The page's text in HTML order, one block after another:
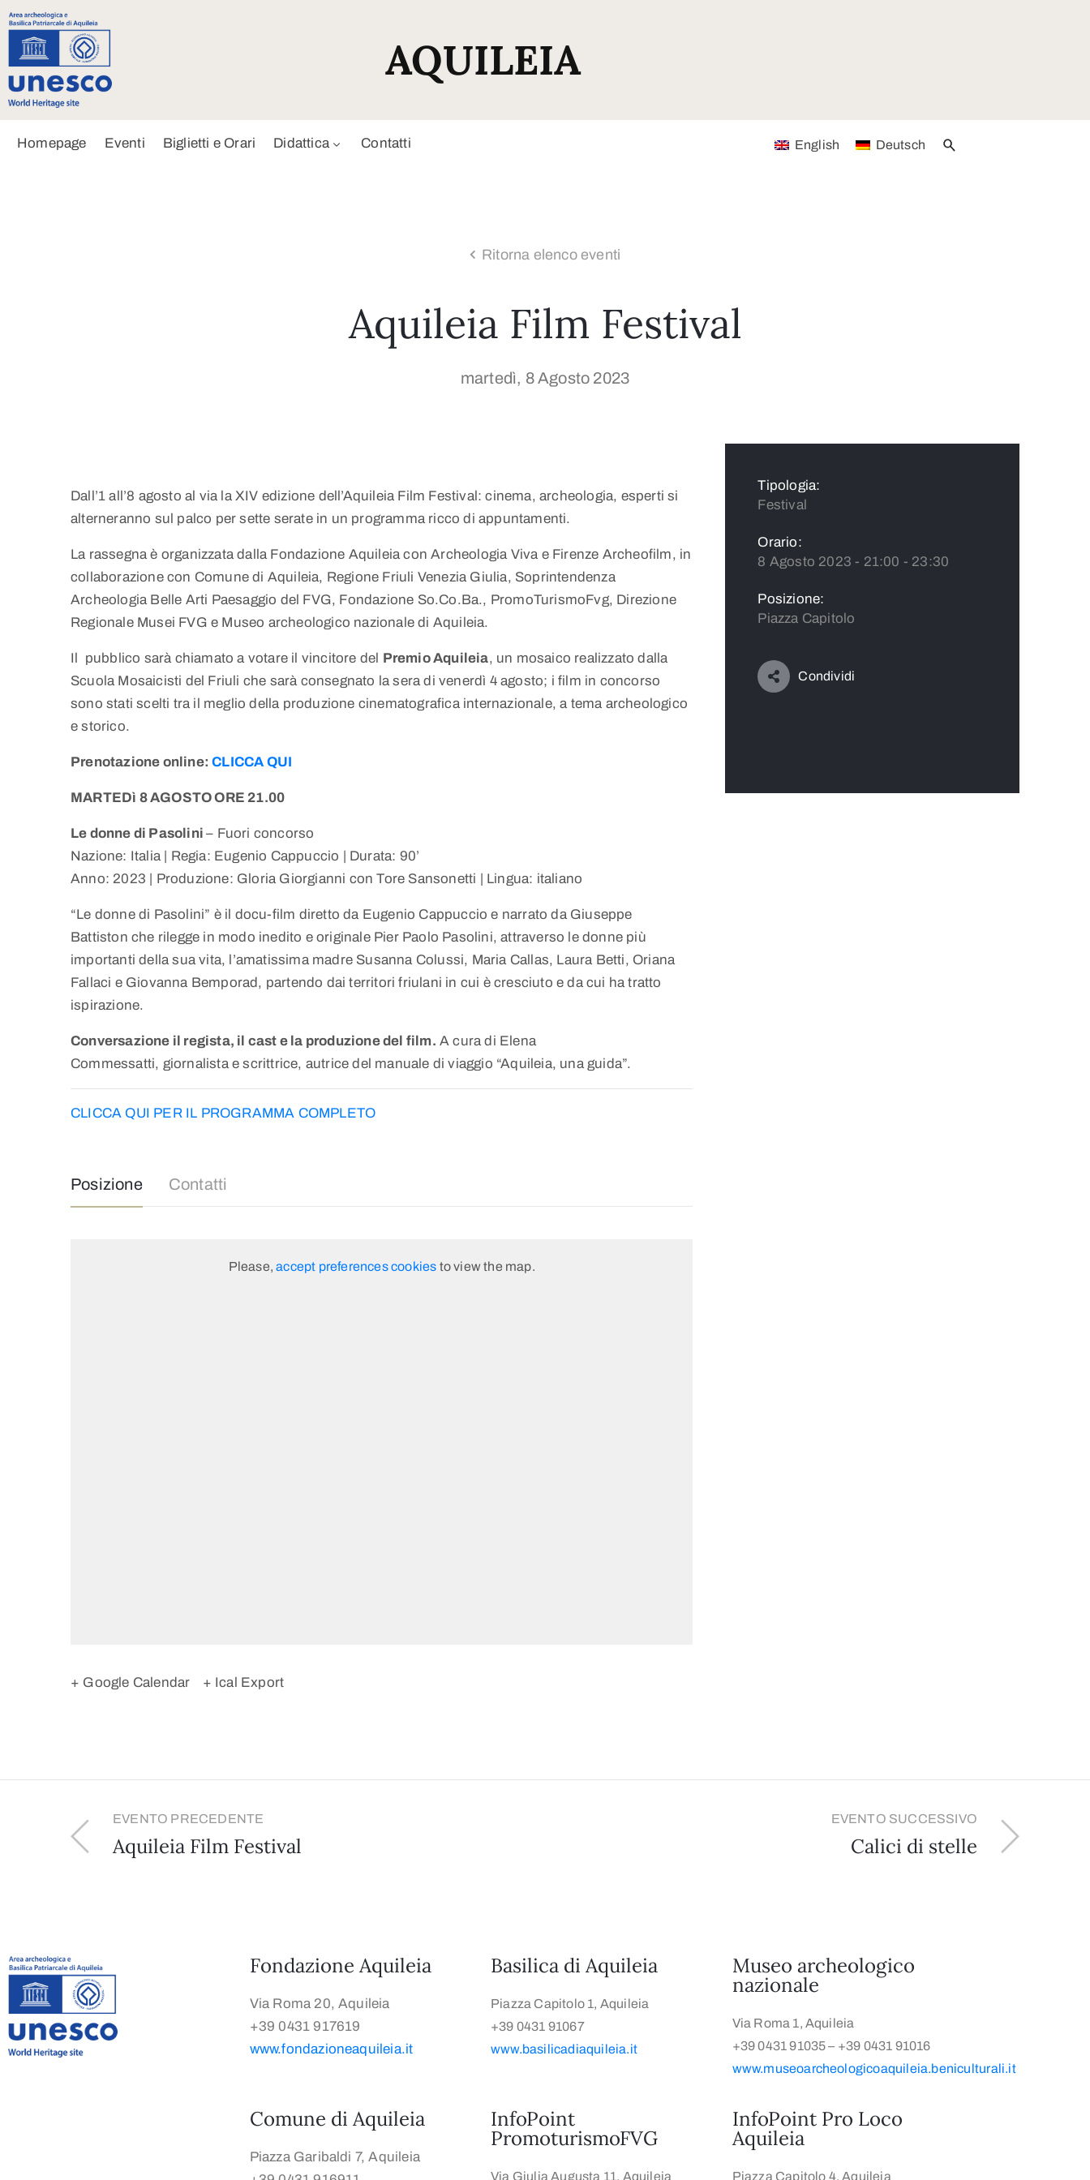
AQUILEIA
Homepage Eventi Biglietti e Orari Didattica Contatti English Deutsch
Ritorna elenco eventi
Aquileia Film Festival
martedì, 8 Agosto 2023
Dall’1 all’8 agosto al via la XIV edizione dell’Aquileia Film Festival: cinema, archeologia, esperti si
alterneranno sul palco per sette serate in un programma ricco di appuntamenti.
La rassegna è organizzata dalla Fondazione Aquileia con Archeologia Viva e Firenze Archeofilm, in
collaborazione con Comune di Aquileia, Regione Friuli Venezia Giulia, Soprintendenza
Archeologia Belle Arti Paesaggio del FVG, Fondazione So.Co.Ba., PromoTurismoFvg, Direzione
Regionale Musei FVG e Museo archeologico nazionale di Aquileia.
Il pubblico sarà chiamato a votare il vincitore del Premio Aquileia, un mosaico realizzato dalla
Scuola Mosaicisti del Friuli che sarà consegnato la sera di venerdì 4 agosto; i film in concorso
sono stati scelti tra il meglio della produzione cinematografica internazionale, a tema archeologico
e storico.
Prenotazione online:CLICCA QUI
MARTEDì 8 AGOSTO ORE 21.00
Le donne di Pasolini– Fuori concorso
Nazione: Italia | Regia: Eugenio Cappuccio | Durata: 90’
Anno: 2023 | Produzione: Gloria Giorgianni con Tore Sansonetti | Lingua: italiano
“Le donne di Pasolini” è il docu-film diretto da Eugenio Cappuccio e narrato da Giuseppe
Battiston che rilegge in modo inedito e originale Pier Paolo Pasolini, attraverso le donne più
importanti della sua vita, l’amatissima madre Susanna Colussi, Maria Callas, Laura Betti, Oriana
Fallaci e Giovanna Bemporad, partendo dai territori friulani in cui è cresciuto e da cui ha tratto
ispirazione.
Conversazione il regista, il cast e la produzione del film. A cura di Elena
Commessatti, giornalista e scrittrice, autrice del manuale di viaggio “Aquileia, una guida”.
CLICCA QUI PER IL PROGRAMMA COMPLETO
Posizione Contatti
Please,accept preferences cookies to view the map.
+ Google Calendar + Ical Export
Tipologia:
Festival
Orario:
8 Agosto 2023 - 21:00 - 23:30
Posizione:
Piazza Capitolo
Condividi
EVENTO PRECEDENTE
Aquileia Film Festival
EVENTO SUCCESSIVO
Calici di stelle
Fondazione Aquileia
Via Roma 20, Aquileia
+39 0431 917619
www.fondazioneaquileia.it
Basilica di Aquileia
Piazza Capitolo 1, Aquileia
+39 0431 91067
www.basilicadiaquileia.it
Museo archeologico
nazionale
Via Roma 1, Aquileia
+39 0431 91035 – +39 0431 91016
www.museoarcheologicoaquileia.beniculturali.it
Comune di Aquileia
Piazza Garibaldi 7, Aquileia
InfoPoint
PromoturismoFVG
Via Giulia Augusta 11, Aquileia
InfoPoint Pro Loco
Aquileia
Piazza Capitolo 4, Aquileia